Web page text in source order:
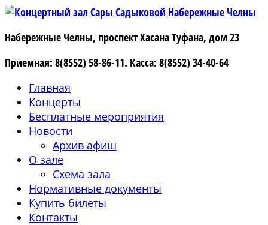
Набережные Челны, проспект Хасана Туфана, дом 23
Приемная: 8(8552) 58-86-11. Касса: 8(8552) 34-40-64
Главная
Концерты
Бесплатные мероприятия
Новости
Архив афиш
О зале
Схема зала
Нормативные документы
Купить билеты
Контакты